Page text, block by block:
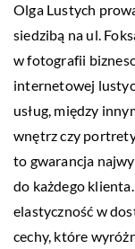
Olga Lustych
siedzibą na ul.
w fotografii
internetowej
usług, między
wnętrz czy
to gwarancja
do każdego
elastyczność w
cechy, które